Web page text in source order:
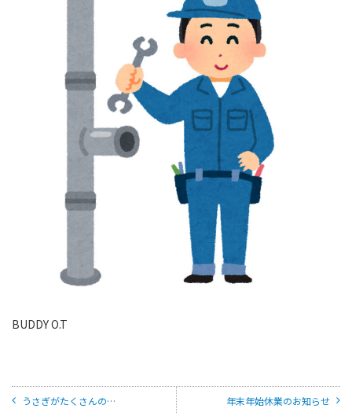
BUDDY O.T
年末年始休業のお知らせ
うさぎがたくさんの…